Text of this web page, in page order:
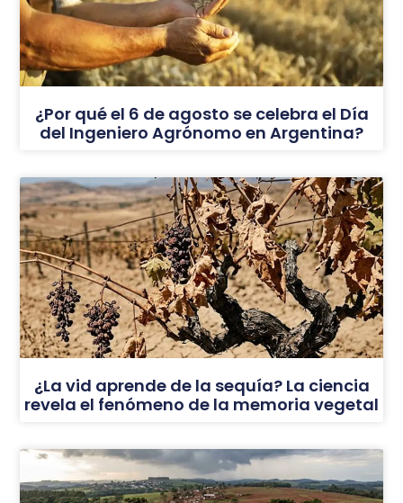
¿Por qué el 6 de agosto se celebra el Día
del Ingeniero Agrónomo en Argentina?
¿La vid aprende de la sequía? La ciencia
revela el fenómeno de la memoria vegetal